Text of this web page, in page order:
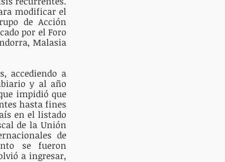
modificar el
de Acción
por el Foro
Malasia
accediendo a
y al año
impidió que
hasta fines
en el listado
de la Unión
de
se fueron
a ingresar,